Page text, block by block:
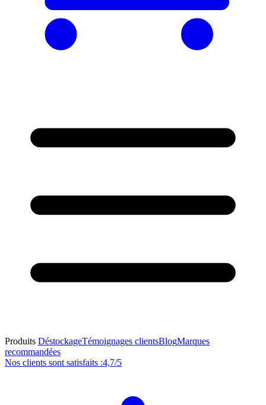
Produits DéstockageTémoignages clientsBlogMarques
recommandées
Nos clients sont satisfaits :4,7/5